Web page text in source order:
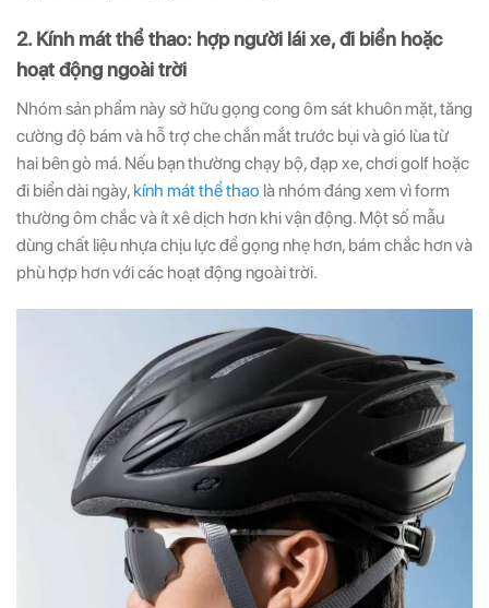
2. Kính mát thể thao: hợp người lái xe, đi biển hoặc
hoạt động ngoài trời
Nhóm sản phẩm này sở hữu gọng cong ôm sát khuôn mặt, tăng
cường độ bám và hỗ trợ che chắn mắt trước bụi và gió lùa từ
hai bên gò má. Nếu bạn thường chạy bộ, đạp xe, chơi golf hoặc
đi biển dài ngày, kính mát thể thao là nhóm đáng xem vì form
thường ôm chắc và ít xê dịch hơn khi vận động. Một số mẫu
dùng chất liệu nhựa chịu lực để gọng nhẹ hơn, bám chắc hơn và
phù hợp hơn với các hoạt động ngoài trời.